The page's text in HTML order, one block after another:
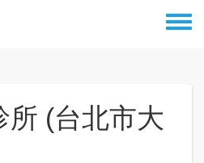
所 (台北市大